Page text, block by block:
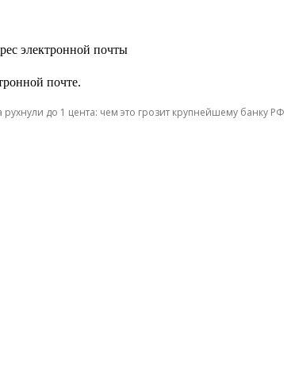
электронной почты
почте.
до 1 цента: чем это грозит крупнейшему банку РФ